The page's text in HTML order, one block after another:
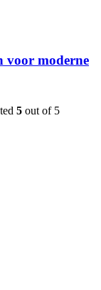
voor moderne
5 out of 5